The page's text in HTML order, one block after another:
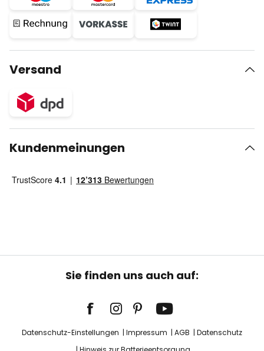
Versand
Kundenmeinungen
Sie finden uns auch auf:
Datenschutz-Einstellungen Impressum AGB
Datenschutz